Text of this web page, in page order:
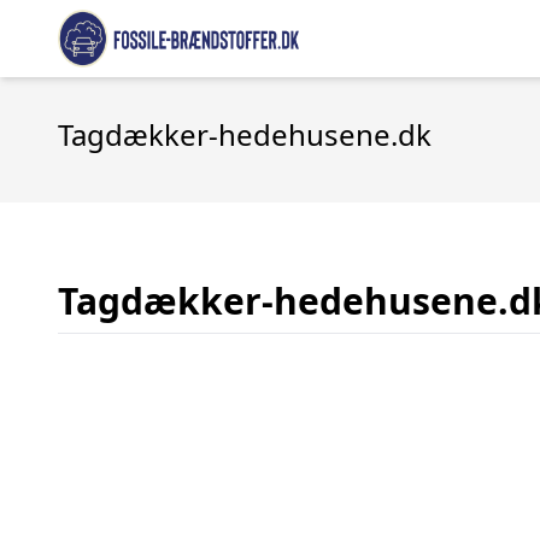
Tagdækker-hedehusene.dk
Tagdækker-